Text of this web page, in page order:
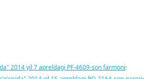
2014 yil 7 apreldagi PF-4609-son farmoni;